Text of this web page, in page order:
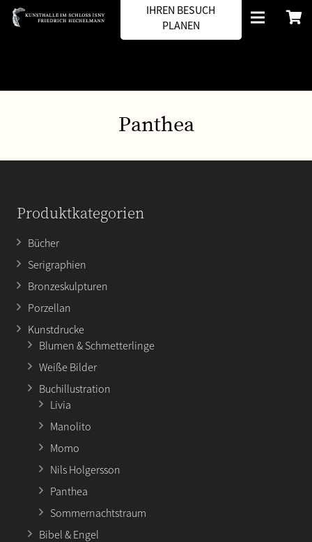
IHREN BESUCH
PLANEN
Panthea
Produktkategorien
Bücher
Serigraphien
Bronzeskulpturen
Porzellan
Kunstdrucke
Blumen & Schmetterlinge
Weiße Bilder
Buchillustration
Livia
Manolito
Momo
Nils Holgersson
Panthea
Sommernachtstraum
Bibel & Engel